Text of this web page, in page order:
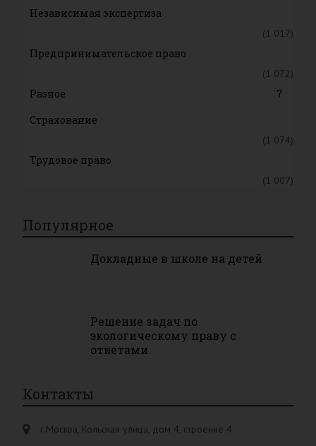
Независимая экспертиза
(1 017)
Предпринимательское право
(1 072)
Разное
7
Страхование
(1 074)
Трудовое право
(1 007)
Популярное
Докладные в школе на детей
Решение задач по
экологическому праву с
ответами
Контакты
г.Москва, Кольская улица, дом 4, строение 4